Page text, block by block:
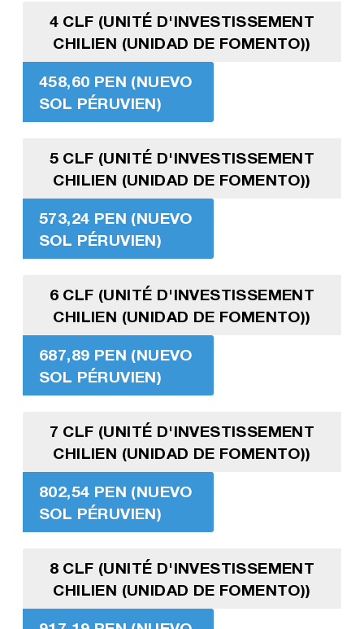
4 CLF (UNITÉ D'INVESTISSEMENT
CHILIEN (UNIDAD DE FOMENTO))
458,60 PEN (NUEVO
SOL PÉRUVIEN)
5 CLF (UNITÉ D'INVESTISSEMENT
CHILIEN (UNIDAD DE FOMENTO))
573,24 PEN (NUEVO
SOL PÉRUVIEN)
6 CLF (UNITÉ D'INVESTISSEMENT
CHILIEN (UNIDAD DE FOMENTO))
687,89 PEN (NUEVO
SOL PÉRUVIEN)
7 CLF (UNITÉ D'INVESTISSEMENT
CHILIEN (UNIDAD DE FOMENTO))
802,54 PEN (NUEVO
SOL PÉRUVIEN)
8 CLF (UNITÉ D'INVESTISSEMENT
CHILIEN (UNIDAD DE FOMENTO))